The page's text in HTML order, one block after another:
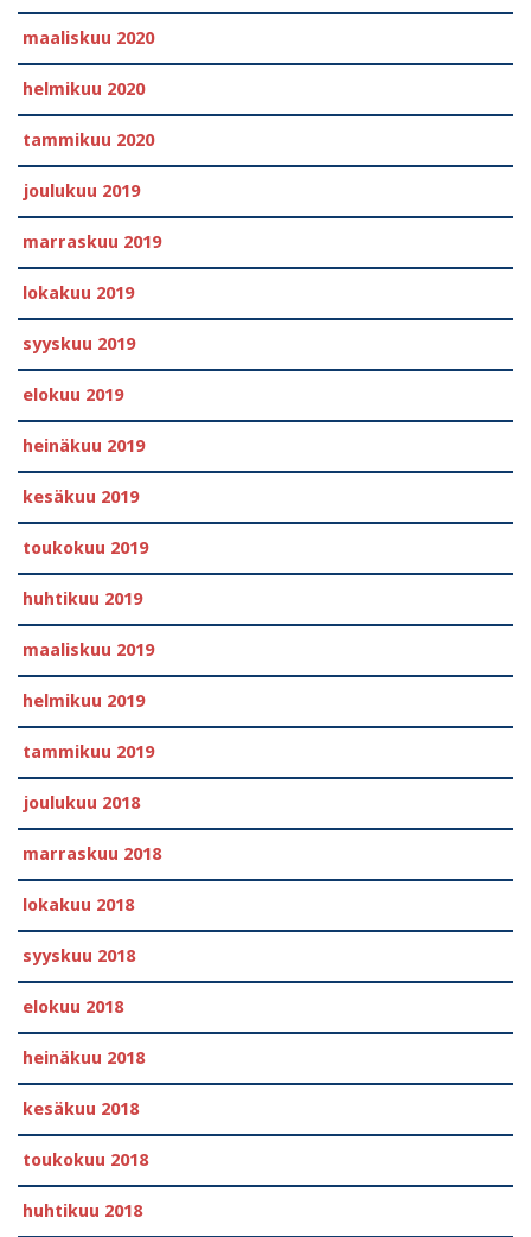
maaliskuu 2020
helmikuu 2020
tammikuu 2020
joulukuu 2019
marraskuu 2019
lokakuu 2019
syyskuu 2019
elokuu 2019
heinäkuu 2019
kesäkuu 2019
toukokuu 2019
huhtikuu 2019
maaliskuu 2019
helmikuu 2019
tammikuu 2019
joulukuu 2018
marraskuu 2018
lokakuu 2018
syyskuu 2018
elokuu 2018
heinäkuu 2018
kesäkuu 2018
toukokuu 2018
huhtikuu 2018